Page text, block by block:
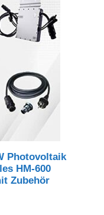
Photovoltaik
HM-600
Zubehör